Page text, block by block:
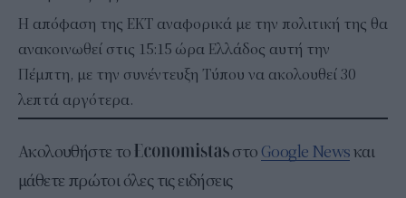
Η απόφαση της ΕΚΤ αναφορικά με την πολιτική της θα
ανακοινωθεί στις 15:15 ώρα Ελλάδος αυτή την
Πέμπτη, με την συνέντευξη Τύπου να ακολουθεί 30
λεπτά αργότερα.
Ακολουθήστε το στο Google Newsκαι
μάθετε πρώτοι όλες τις ειδήσεις